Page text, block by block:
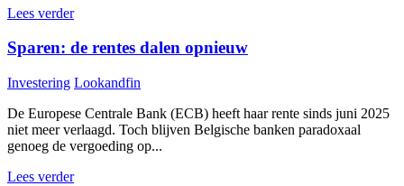
Lees verder
Sparen: de rentes dalen opnieuw
Investering Lookandfin
De Europese Centrale Bank (ECB) heeft haar rente sinds juni 2025
niet meer verlaagd. Toch blijven Belgische banken paradoxaal
genoeg de vergoeding op...
Lees verder